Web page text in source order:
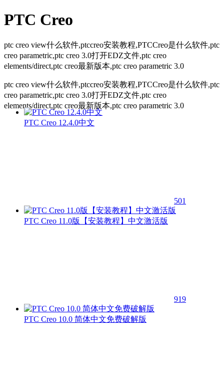
PTC Creo
ptc creo view什么软件,ptccreo安装教程,PTCCreo是什么软件,ptc
creo parametric,ptc creo 3.0打开EDZ文件,ptc creo
elements/direct,ptc creo最新版本,ptc creo parametric 3.0
ptc creo view什么软件,ptccreo安装教程,PTCCreo是什么软件,ptc
creo parametric,ptc creo 3.0打开EDZ文件,ptc creo
elements/direct,ptc creo最新版本,ptc creo parametric 3.0
PTC Creo 12.4.0中文
501
PTC Creo 11.0版【安装教程】中文激活版
919
PTC Creo 10.0 简体中文免费破解版